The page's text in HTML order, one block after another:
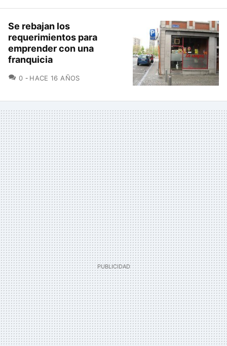
Se rebajan los
requerimientos para
emprender con una
franquicia
0 COMENTARIOS
HACE 16 AÑOS